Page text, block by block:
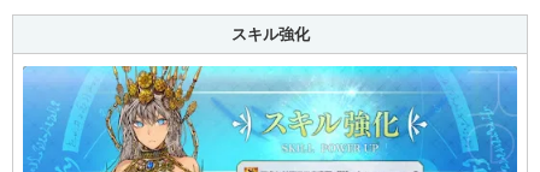
スキル強化